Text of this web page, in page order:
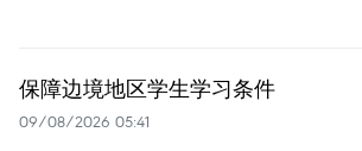
保障边境地区学生学习条件
09/08/2026 05:41